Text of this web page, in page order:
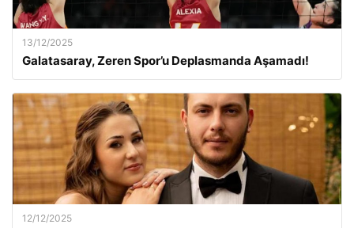
13/12/2025
Galatasaray, Zeren Spor’u Deplasmanda Aşamadı!
12/12/2025